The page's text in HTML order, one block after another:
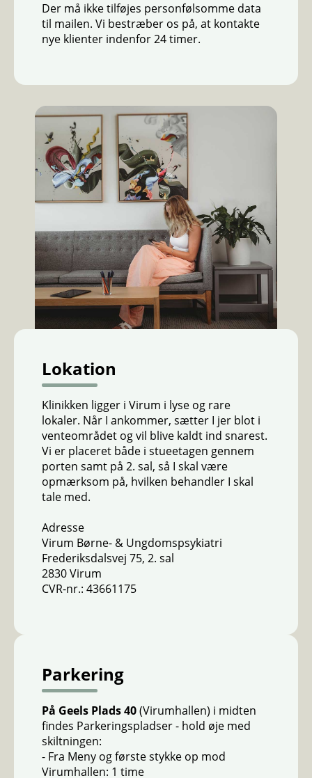
Der må ikke tilføjes personfølsomme data
til mailen. Vi bestræber os på, at kontakte
nye klienter indenfor 24 timer.
Lokation
Klinikken ligger i Virum i lyse og rare
lokaler. Når I ankommer, sætter I jer blot i
venteområdet og vil blive kaldt ind snarest.
Vi er placeret både i stueetagen gennem
porten samt på 2. sal, så I skal være
opmærksom på, hvilken behandler I skal
tale med.
Adresse
Virum Børne- & Ungdomspsykiatri
Frederiksdalsvej 75, 2. sal
2830 Virum
CVR-nr.: 43661175
Parkering
På Geels Plads 40(Virumhallen) i midten
findes Parkeringspladser - hold øje med
skiltningen:
- Fra Meny og første stykke op mod
Virumhallen: 1 time